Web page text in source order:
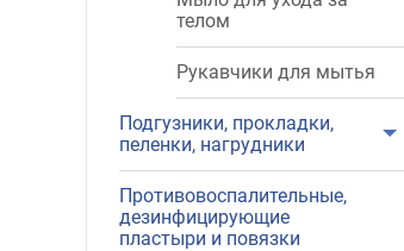
телом
Рукавчики для мытья
Подгузники, прокладки,
пеленки, нагрудники
Противовоспалительные,
дезинфицирующие
пластыри и повязки